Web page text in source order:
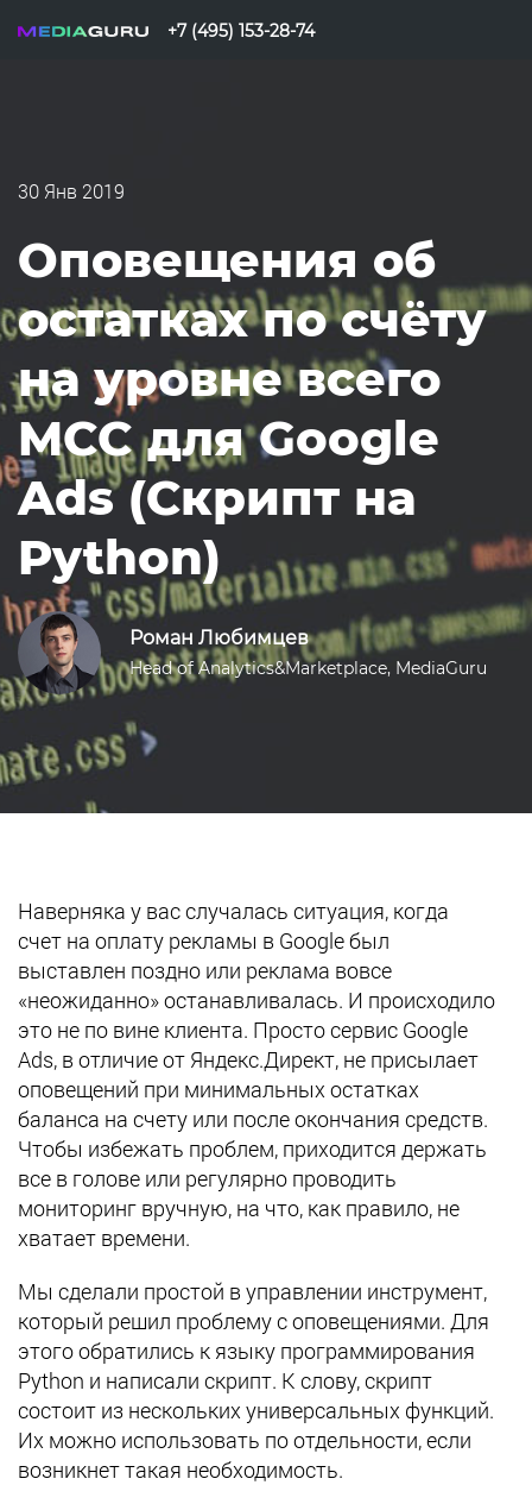
+7 (495) 153-28-74
30 Янв 2019
Оповещения об
остатках по счёту
на уровне всего
MCC для Google
Ads (Скрипт на
Python)
Роман Любимцев
Head of Analytics&Marketplace, MediaGuru
Наверняка у вас случалась ситуация, когда
счет на оплату рекламы в Google был
выставлен поздно или реклама вовсе
«неожиданно» останавливалась. И происходило
это не по вине клиента. Просто сервис Google
Ads, в отличие от Яндекс.Директ, не присылает
оповещений при минимальных остатках
баланса на счету или после окончания средств.
Чтобы избежать проблем, приходится держать
все в голове или регулярно проводить
мониторинг вручную, на что, как правило, не
хватает времени.
Мы сделали простой в управлении инструмент,
который решил проблему с оповещениями. Для
этого обратились к языку программирования
Python и написали скрипт. К слову, скрипт
состоит из нескольких универсальных функций.
Их можно использовать по отдельности, если
возникнет такая необходимость.